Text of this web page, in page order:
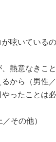
呟いている
熱意なきこ
から（男性
ったことは
その他）